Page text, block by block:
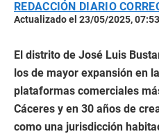
REDACCIÓN DIARIO
Actualizado el 23/05/2025,
El distrito de José Luis
los de mayor expansión en
plataformas comerciales
Cáceres y en 30 años de
como una jurisdicción